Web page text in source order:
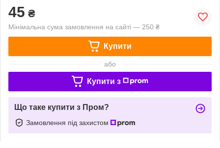
45 ₴
Мінімальна сума замовлення на сайті — 250 ₴
Купити
або
Купити з
Що таке купити з Пром?
Замовлення під захистом